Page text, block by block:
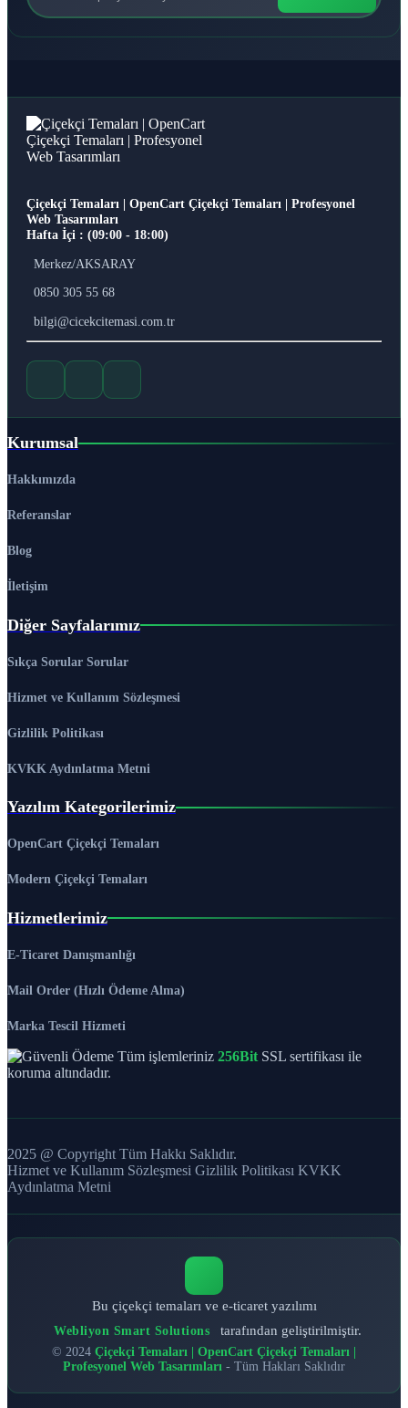
Çiçekçi Temaları | OpenCart Çiçekçi Temaları | Profesyonel
Web Tasarımları
Hafta İçi : (09:00 - 18:00)
Merkez/AKSARAY
0850 305 55 68
bilgi@cicekcitemasi.com.tr
Kurumsal
Hakkımızda
Referanslar
Blog
İletişim
Diğer Sayfalarımız
Sıkça Sorular Sorular
Hizmet ve Kullanım Sözleşmesi
Gizlilik Politikası
KVKK Aydınlatma Metni
Yazılım Kategorilerimiz
OpenCart Çiçekçi Temaları
Modern Çiçekçi Temaları
Hizmetlerimiz
E-Ticaret Danışmanlığı
Mail Order (Hızlı Ödeme Alma)
Marka Tescil Hizmeti
Tüm işlemleriniz 256Bit SSL sertifikası ile
koruma altındadır.
2025 @ Copyright Tüm Hakkı Saklıdır.
Hizmet ve Kullanım Sözleşmesi Gizlilik Politikası KVKK
Aydınlatma Metni
Bu çiçekçi temaları ve e-ticaret yazılımı
Webliyon Smart Solutions tarafından geliştirilmiştir.
© 2024 Çiçekçi Temaları | OpenCart Çiçekçi Temaları |
Profesyonel Web Tasarımları - Tüm Hakları Saklıdır